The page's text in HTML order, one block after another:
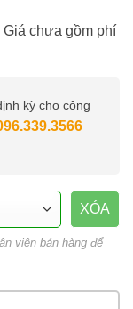
chưa gồm phí
kỳ cho công
XÓA
viên bán hàng để
Thoại số lượng